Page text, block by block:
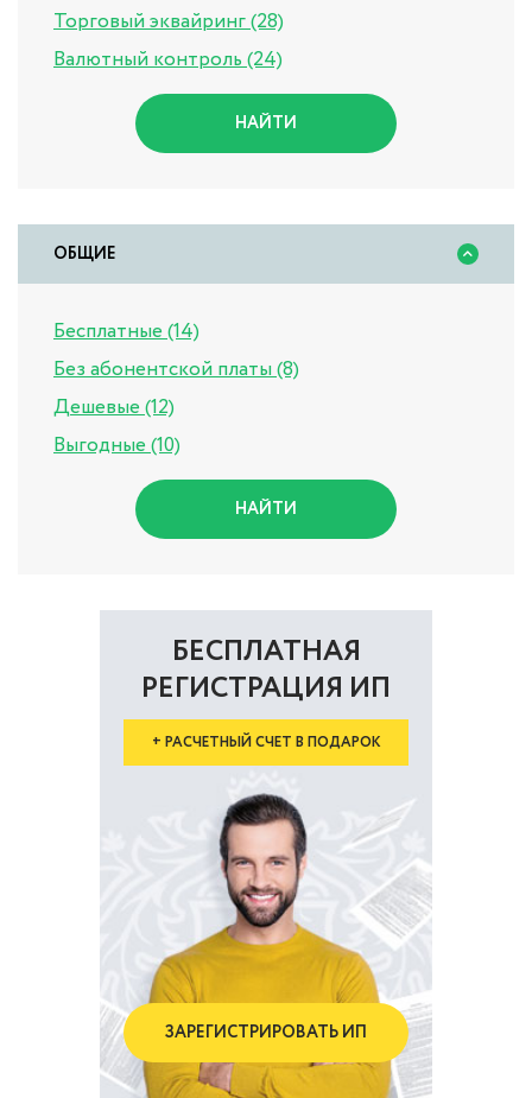
Торговый эквайринг (28)
Валютный контроль (24)
НАЙТИ
ОБЩИЕ
Бесплатные (14)
Без абонентской платы (8)
Дешевые (12)
Выгодные (10)
НАЙТИ
БЕСПЛАТНАЯ
РЕГИСТРАЦИЯ ИП
+ РАСЧЕТНЫЙ СЧЕТ В ПОДАРОК
ЗАРЕГИСТРИРОВАТЬ ИП